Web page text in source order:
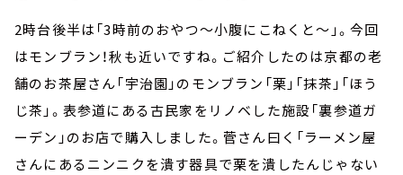
2時台後半は「3時前のおやつ～小腹にこねくと～」。今回
はモンブラン！秋も近いですね。ご紹介したのは京都の老
舗のお茶屋さん「宇治園」のモンブラン「栗」「抹茶」「ほう
じ茶」。表参道にある古民家をリノベした施設「裏参道ガ
ーデン」のお店で購入しました。菅さん曰く「ラーメン屋
さんにあるニンニクを潰す器具で栗を潰したんじゃない